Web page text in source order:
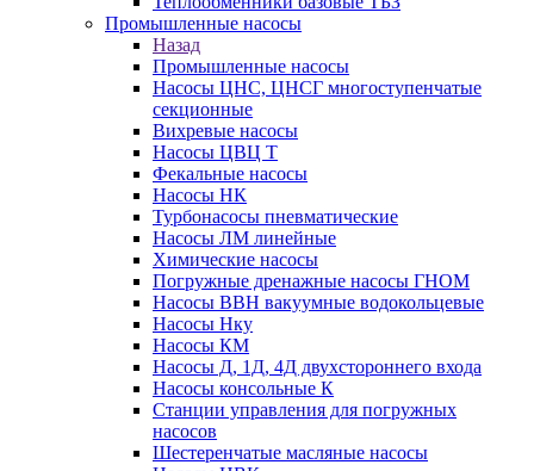
Промышленные насосы
Назад
Промышленные насосы
Насосы ЦНС, ЦНСГ многоступенчатые
секционные
Вихревые насосы
Насосы ЦВЦ Т
Фекальные насосы
Насосы НК
Турбонасосы пневматические
Насосы ЛМ линейные
Химические насосы
Погружные дренажные насосы ГНОМ
Насосы ВВН вакуумные водокольцевые
Насосы Нку
Насосы КМ
Насосы Д, 1Д, 4Д двухстороннего входа
Насосы консольные К
Станции управления для погружных
насосов
Шестеренчатые масляные насосы